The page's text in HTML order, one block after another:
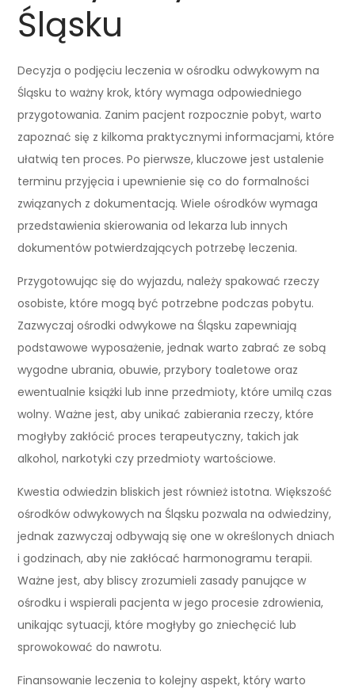
Śląsku
Decyzja o podjęciu leczenia w ośrodku odwykowym na
Śląsku to ważny krok, który wymaga odpowiedniego
przygotowania. Zanim pacjent rozpocznie pobyt, warto
zapoznać się z kilkoma praktycznymi informacjami, które
ułatwią ten proces. Po pierwsze, kluczowe jest ustalenie
terminu przyjęcia i upewnienie się co do formalności
związanych z dokumentacją. Wiele ośrodków wymaga
przedstawienia skierowania od lekarza lub innych
dokumentów potwierdzających potrzebę leczenia.
Przygotowując się do wyjazdu, należy spakować rzeczy
osobiste, które mogą być potrzebne podczas pobytu.
Zazwyczaj ośrodki odwykowe na Śląsku zapewniają
podstawowe wyposażenie, jednak warto zabrać ze sobą
wygodne ubrania, obuwie, przybory toaletowe oraz
ewentualnie książki lub inne przedmioty, które umilą czas
wolny. Ważne jest, aby unikać zabierania rzeczy, które
mogłyby zakłócić proces terapeutyczny, takich jak
alkohol, narkotyki czy przedmioty wartościowe.
Kwestia odwiedzin bliskich jest również istotna. Większość
ośrodków odwykowych na Śląsku pozwala na odwiedziny,
jednak zazwyczaj odbywają się one w określonych dniach
i godzinach, aby nie zakłócać harmonogramu terapii.
Ważne jest, aby bliscy zrozumieli zasady panujące w
ośrodku i wspierali pacjenta w jego procesie zdrowienia,
unikając sytuacji, które mogłyby go zniechęcić lub
sprowokować do nawrotu.
Finansowanie leczenia to kolejny aspekt, który warto